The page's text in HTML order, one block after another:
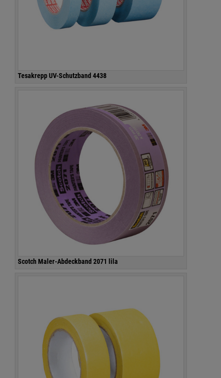
Tesakrepp UV-Schutzband 4438
Scotch Maler-Abdeckband 2071 lila